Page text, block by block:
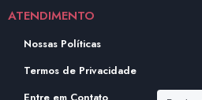
ATENDIMENTO
Nossas Políticas
Termos de Privacidade